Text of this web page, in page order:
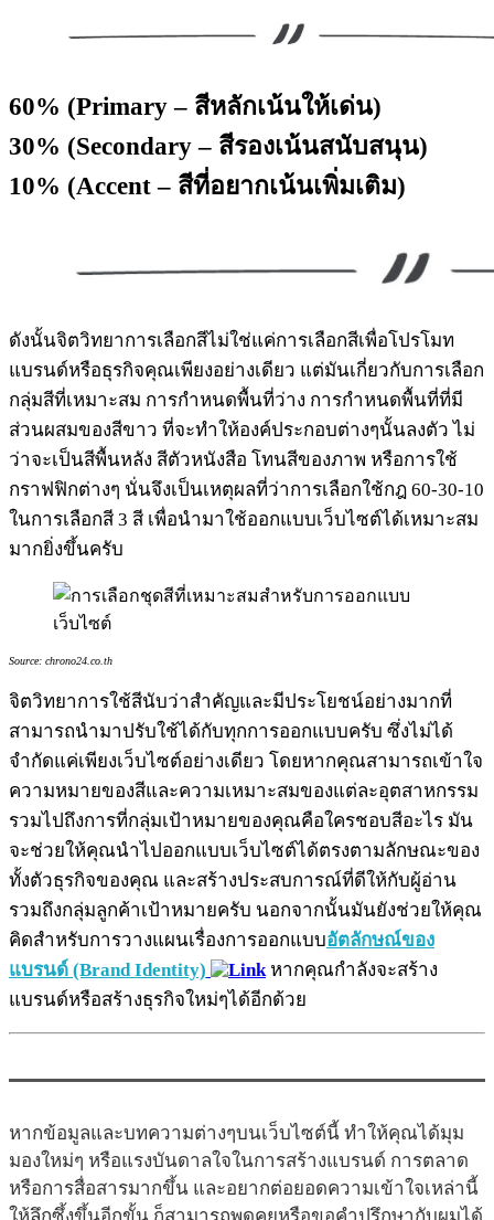
60% (Primary – สีหลักเน้นให้เด่น)
30% (Secondary – สีรองเน้นสนับสนุน)
10% (Accent – สีที่อยากเน้นเพิ่มเติม)
ดังนั้นจิตวิทยาการเลือกสีไม่ใช่แค่การเลือกสีเพื่อโปรโมท
แบรนด์หรือธุรกิจคุณเพียงอย่างเดียว แต่มันเกี่ยวกับการเลือก
กลุ่มสีที่เหมาะสม การกำหนดพื้นที่ว่าง การกำหนดพื้นที่ที่มี
ส่วนผสมของสีขาว ที่จะทำให้องค์ประกอบต่างๆนั้นลงตัว ไม่
ว่าจะเป็นสีพื้นหลัง สีตัวหนังสือ โทนสีของภาพ หรือการใช้
กราฟฟิกต่างๆ นั่นจึงเป็นเหตุผลที่ว่าการเลือกใช้กฎ 60-30-10
ในการเลือกสี 3 สี เพื่อนำมาใช้ออกแบบเว็บไซต์ได้เหมาะสม
มากยิ่งขึ้นครับ
Source: chrono24.co.th
จิตวิทยาการใช้สีนับว่าสำคัญและมีประโยชน์อย่างมากที่
สามารถนำมาปรับใช้ได้กับทุกการออกแบบครับ ซึ่งไม่ได้
จำกัดแค่เพียงเว็บไซต์อย่างเดียว โดยหากคุณสามารถเข้าใจ
ความหมายของสีและความเหมาะสมของแต่ละอุตสาหกรรม
รวมไปถึงการที่กลุ่มเป้าหมายของคุณคือใครชอบสีอะไร มัน
จะช่วยให้คุณนำไปออกแบบเว็บไซต์ได้ตรงตามลักษณะของ
ทั้งตัวธุรกิจของคุณ และสร้างประสบการณ์ที่ดีให้กับผู้อ่าน
รวมถึงกลุ่มลูกค้าเป้าหมายครับ นอกจากนั้นมันยังช่วยให้คุณ
คิดสำหรับการวางแผนเรื่องการออกแบบอัตลักษณ์ของ
แบรนด์ (Brand Identity)
หากคุณกำลังจะสร้าง
แบรนด์หรือสร้างธุรกิจใหม่ๆได้อีกด้วย
หากข้อมูลและบทความต่างๆบนเว็บไซต์นี้ ทำให้คุณได้มุม
มองใหม่ๆ หรือแรงบันดาลใจในการสร้างแบรนด์ การตลาด
หรือการสื่อสารมากขึ้น และอยากต่อยอดความเข้าใจเหล่านี้